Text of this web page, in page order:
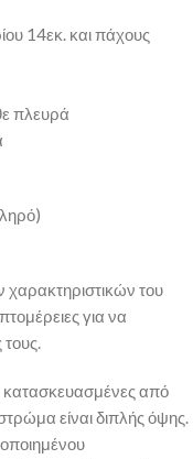
14εκ. και πάχους
πλευρά
χαρακτηριστικών του
για να
τους.
κατασκευασμένες από
είναι διπλής όψης.